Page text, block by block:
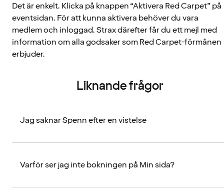
Det är enkelt. Klicka på knappen “Aktivera Red Carpet” på
eventsidan. För att kunna aktivera behöver du vara
medlem och inloggad. Strax därefter får du ett mejl med
information om alla godsaker som Red Carpet-förmånen
erbjuder.
Liknande frågor
Jag saknar Spenn efter en vistelse
Varför ser jag inte bokningen på Min sida?